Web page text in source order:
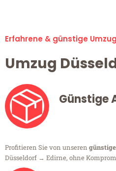
Erfahrene & günstige
Umzug
Günstige
Profitieren Sie von unseren
Düsseldorf → Edirne, ohne